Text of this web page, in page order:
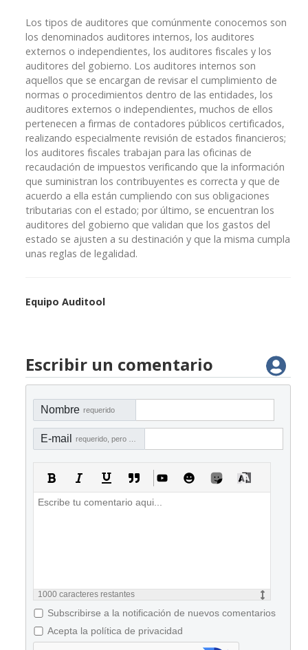
Los tipos de auditores que comúnmente conocemos son
los denominados auditores internos, los auditores
externos o independientes, los auditores fiscales y los
auditores del gobierno. Los auditores internos son
aquellos que se encargan de revisar el cumplimiento de
normas o procedimientos dentro de las entidades, los
auditores externos o independientes, muchos de ellos
pertenecen a firmas de contadores públicos certificados,
realizando especialmente revisión de estados financieros;
los auditores fiscales trabajan para las oficinas de
recaudación de impuestos verificando que la información
que suministran los contribuyentes es correcta y que de
acuerdo a ella están cumpliendo con sus obligaciones
tributarias con el estado; por último, se encuentran los
auditores del gobierno que validan que los gastos del
estado se ajusten a su destinación y que la misma cumpla
unas reglas de legalidad.
Equipo Auditool
Escribir un comentario
Nombre requerido
E-mail
1000 caracteres restantes
Subscribirse a la notificación de nuevos comentarios
Acepta la política de privacidad